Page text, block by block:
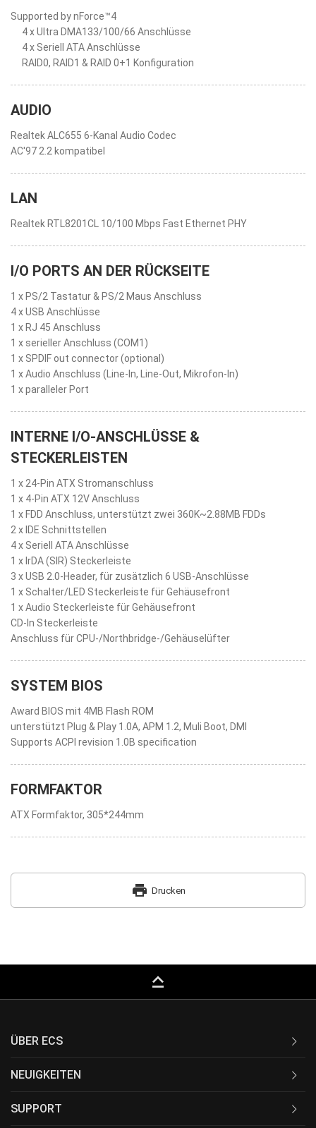
Supported by nForce™4
4 x Ultra DMA133/100/66 Anschlüsse
4 x Seriell ATA Anschlüsse
RAID0, RAID1 & RAID 0+1 Konfiguration
AUDIO
Realtek ALC655 6-Kanal Audio Codec
AC'97 2.2 kompatibel
LAN
Realtek RTL8201CL 10/100 Mbps Fast Ethernet PHY
I/O PORTS AN DER RÜCKSEITE
1 x PS/2 Tastatur & PS/2 Maus Anschluss
4 x USB Anschlüsse
1 x RJ 45 Anschluss
1 x serieller Anschluss (COM1)
1 x SPDIF out connector (optional)
1 x Audio Anschluss (Line-In, Line-Out, Mikrofon-In)
1 x paralleler Port
INTERNE I/O-ANSCHLÜSSE &
STECKERLEISTEN
1 x 24-Pin ATX Stromanschluss
1 x 4-Pin ATX 12V Anschluss
1 x FDD Anschluss, unterstützt zwei 360K~2.88MB FDDs
2 x IDE Schnittstellen
4 x Seriell ATA Anschlüsse
1 x IrDA (SIR) Steckerleiste
3 x USB 2.0-Header, für zusätzlich 6 USB-Anschlüsse
1 x Schalter/LED Steckerleiste für Gehäusefront
1 x Audio Steckerleiste für Gehäusefront
CD-In Steckerleiste
Anschluss für CPU-/Northbridge-/Gehäuselüfter
SYSTEM BIOS
Award BIOS mit 4MB Flash ROM
unterstützt Plug & Play 1.0A, APM 1.2, Muli Boot, DMI
Supports ACPI revision 1.0B specification
FORMFAKTOR
ATX Formfaktor, 305*244mm
print Drucken
keyboard_capslock
ÜBER ECS
NEUIGKEITEN
SUPPORT